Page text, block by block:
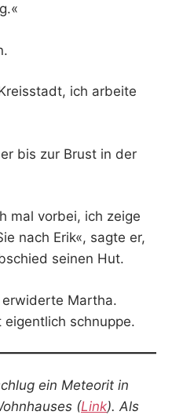
ich arbeite
bis zur Brust in der
mal vorbei, ich zeige
nach Erik«, sagte er,
seinen Hut.
erwiderte Martha.
schnuppe.
ein Meteorit in
(Link). Als